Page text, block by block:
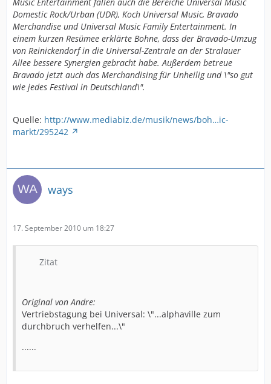
Domestic Rock/Urban (UDR), Koch Universal Music, Bravado
Merchandise und Universal Music Family Entertainment. In
einem kurzen Resümee erklärte Bohne, dass der Bravado-Umzug
von Reinickendorf in die Universal-Zentrale an der Stralauer
Allee bessere Synergien gebracht habe. Außerdem betreue
Bravado jetzt auch das Merchandising für Unheilig und \"so gut
wie jedes Festival in Deutschland\".
Quelle: http://www.mediabiz.de/musik/news/boh…ic-
markt/295242
ways
17. September 2010 um 18:27
Zitat
Original von Andre:
Vertriebstagung bei Universal: \"...alphaville zum
durchbruch verhelfen...\"
......